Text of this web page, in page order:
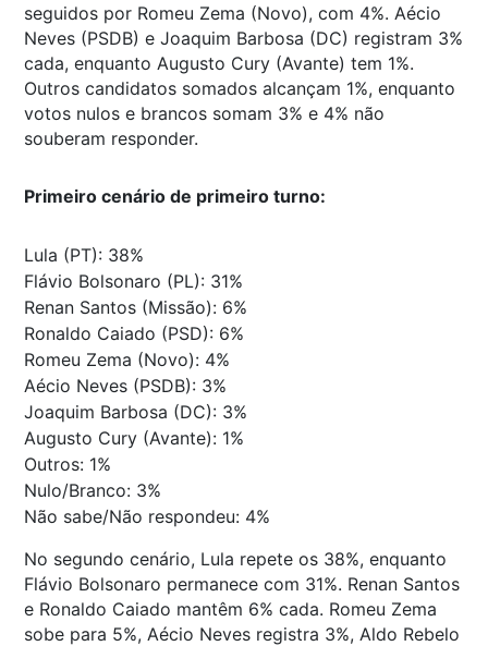
seguidos por Romeu Zema (Novo), com 4%. Aécio
Neves (PSDB) e Joaquim Barbosa (DC) registram 3%
cada, enquanto Augusto Cury (Avante) tem 1%.
Outros candidatos somados alcançam 1%, enquanto
votos nulos e brancos somam 3% e 4% não
souberam responder.
Primeiro cenário de primeiro turno:
Lula (PT): 38%
Flávio Bolsonaro (PL): 31%
Renan Santos (Missão): 6%
Ronaldo Caiado (PSD): 6%
Romeu Zema (Novo): 4%
Aécio Neves (PSDB): 3%
Joaquim Barbosa (DC): 3%
Augusto Cury (Avante): 1%
Outros: 1%
Nulo/Branco: 3%
Não sabe/Não respondeu: 4%
No segundo cenário, Lula repete os 38%, enquanto
Flávio Bolsonaro permanece com 31%. Renan Santos
e Ronaldo Caiado mantêm 6% cada. Romeu Zema
sobe para 5%, Aécio Neves registra 3%, Aldo Rebelo